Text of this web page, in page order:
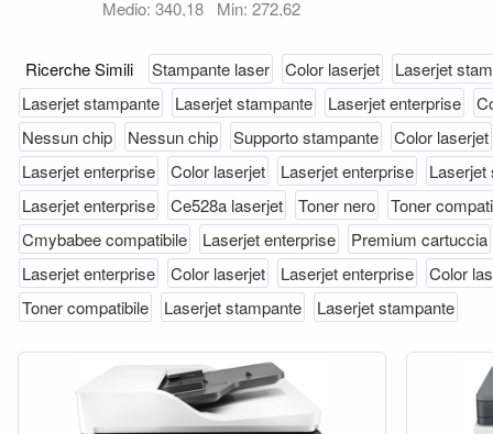
Medio: 340,18 Min: 272,62
Ricerche Simili Stampante laser Color laserjet
Laserjet
Laserjet stampante
Laserjet stampante Laserjet enterprise
Nessun chip
Nessun chip Supporto stampante
Color laserjet
Laserjet enterprise
Color laserjet Laserjet enterprise
Laserjet
Laserjet enterprise
Ce528a laserjet Toner nero
Toner
Cmybabee compatibile
Laserjet enterprise
Premium cartuccia
Laserjet enterprise
Color laserjet Laserjet enterprise
Color
Toner compatibile
Laserjet stampante Laserjet stampante